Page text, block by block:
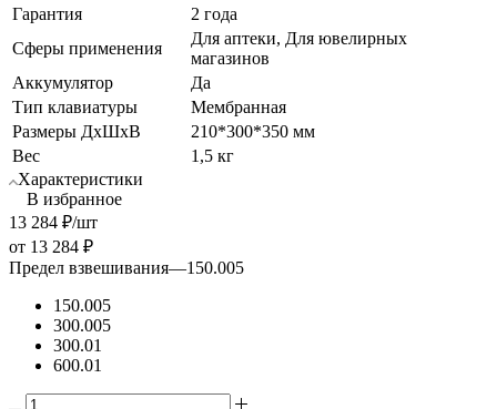
Гарантия
2 года
Сферы применения
Для аптеки, Для ювелирных
магазинов
Аккумулятор
Да
Тип клавиатуры
Мембранная
Размеры ДхШхВ
210*300*350 мм
Вес
1,5 кг
Характеристики
В избранное
13 284 ₽/шт
от 13 284 ₽
Предел взвешивания—150.005
150.005
300.005
300.01
600.01